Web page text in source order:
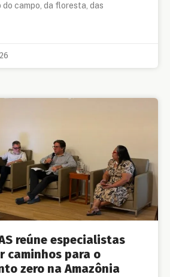
campo, da floresta, das
reúne especialistas
caminhos para o
zero na Amazônia